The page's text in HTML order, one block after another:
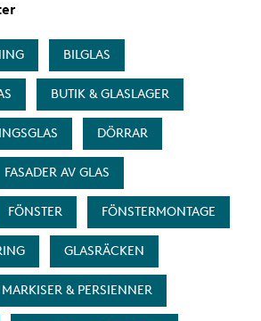
BILGLAS
BUTIK & GLASLAGER
DÖRRAR
FASADER AV GLAS
FÖNSTER FÖNSTERMONTAGE
GLASRÄCKEN
MARKISER & PERSIENNER